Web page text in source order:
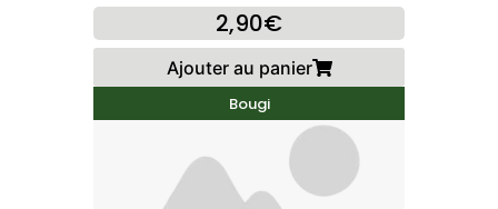
2,90€
Ajouter au panier
Bougi